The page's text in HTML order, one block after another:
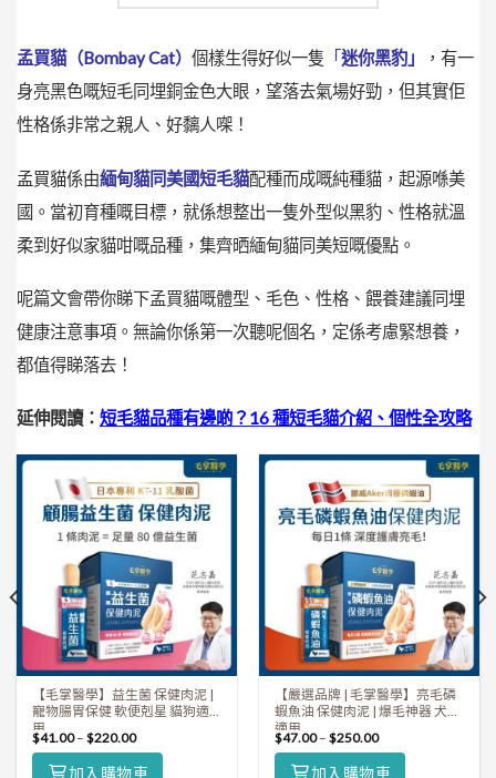
孟買貓（Bombay Cat） 個樣生得好似一隻 「迷你黑豹」
，有一
身亮黑色嘅短毛同埋銅金色大眼，望落去氣場好勁，但其實佢
性格係非常之親人、好黐人㗎！
孟買貓係由緬甸貓同美國短毛貓配種而成嘅純種貓，起源喺美
國。當初育種嘅目標，就係想整出一隻外型似黑豹、性格就溫
柔到好似家貓咁嘅品種，集齊晒緬甸貓同美短嘅優點。
呢篇文會帶你睇下孟買貓嘅體型、毛色、性格、餵養建議同埋
健康注意事項。無論你係第一次聽呢個名，定係考慮緊想養，
都值得睇落去！
延伸閱讀： 短毛貓品種有邊啲？16 種短毛貓介紹、個性全攻略
【毛掌醫學】益生菌 保健肉泥 |
寵物腸胃保健 軟便剋星 貓狗適
用
$41.00–$220.00
加入購物車
【嚴選品牌 | 毛掌醫學】亮毛磷
蝦魚油 保健肉泥 | 爆毛神器 犬貓
適用
$47.00–$250.00
加入購物車